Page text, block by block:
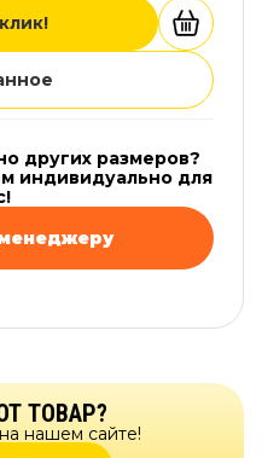
других размеров?
индивидуально для
ТОВАР?
нашем сайте!